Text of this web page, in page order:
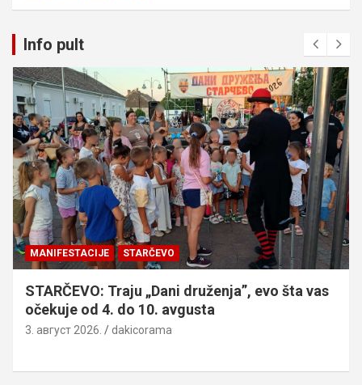
Info pult
MANIFESTACIJE STARČEVO
STARČEVO: Traju „Dani druženja”, evo šta vas
očekuje od 4. do 10. avgusta
3. август 2026. dakicorama